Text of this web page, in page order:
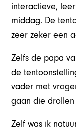
interactieve,
middag. De
zeer zeker een
Zelfs de papa
de
vader met
gaan die
Zelf was ik